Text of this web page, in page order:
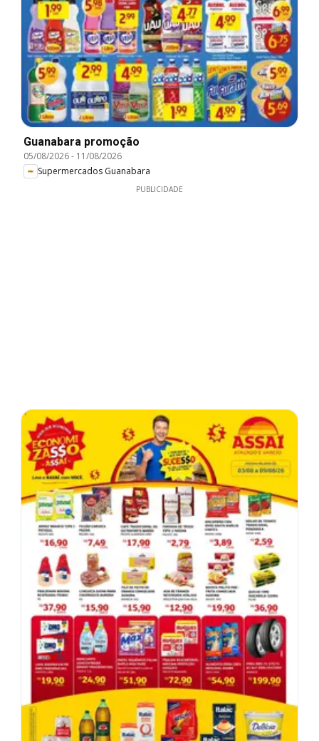
Guanabara promoção
05/08/2026- 11/08/2026
Supermercados Guanabara
PUBLICIDADE